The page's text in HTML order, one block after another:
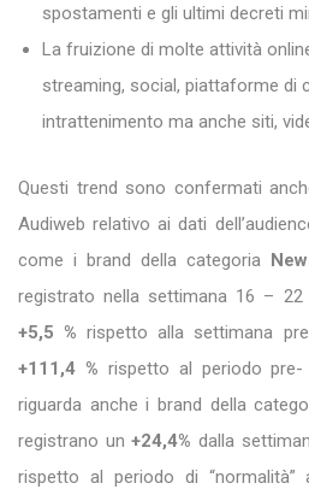
spostamenti e gli ultimi decreti
La fruizione di molte attività
streaming, social, piattaforme di
intrattenimento ma anche siti,
Questi trend sono confermati
Audiweb relativo ai dati
come i brand della categoria
registrato nella settimana 16 –
+5,5 % rispetto alla settimana
+111,4 % rispetto al periodo pre-
riguarda anche i brand della
registrano un+24,4% dalla
rispetto al periodo di